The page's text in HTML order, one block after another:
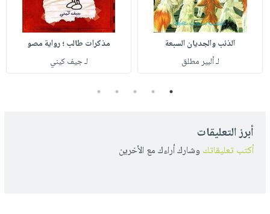
الذئب والجديان السبعة
لـ ألبير مطلق
مذكرات طالب ؛ رواية مصو
لـ جيف كيني
1
2
3
4
5
أبرز التعليقات
أكتب تعليقاتك وشارك أراءك مع الأخرين